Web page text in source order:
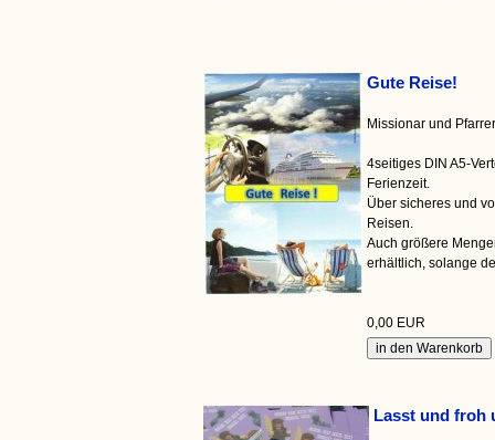
Gute Reise!
Missionar und
4seitiges DIN A5-
Ferienzeit.
Über sicheres und
Reisen.
Auch größere
erhältlich, solange
0,00 EUR
Lasst und froh